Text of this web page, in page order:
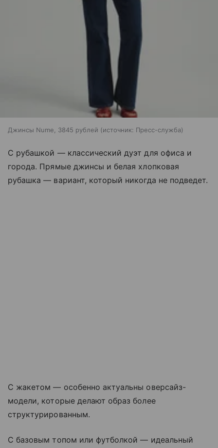
Джинсы Nume, 3845 рублей источник: Пресс-служба
С рубашкой — классический дуэт для офиса и
города. Прямые джинсы и белая хлопковая
рубашка — вариант, который никогда не подведет.
С жакетом — особенно актуальны оверсайз-
модели, которые делают образ более
структурированным.
С базовым топом или футболкой — идеальный